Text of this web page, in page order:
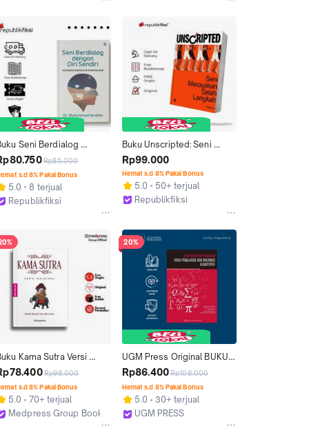
Seni Berdialog
Diri Sendiri - Dr.
Muhammad Ibrahim - Qaf
Rp85.000
s.d 8% Pakai Bonus
5.0
8 terjual
Republikfiksi
Buku Unscripted: Seni
Merayakan Salah Langkah -
Farhan - Bukune
Rp99.000
Hemat s.d 8% Pakai Bonus
5.0
50+ terjual
Republikfiksi
Kama Sutra Versi
Kitab Klasik Seni
Mencinta Disertasi Ilustrasi
Menarik
Rp98.000
s.d 8% Pakai Bonus
5.0
70+ terjual
Medpress Group Bookshop
20%
UGM Press Original BUKU
SENI MENYEDERHANAKAN
PADA PENALARAN DAN
IMAJINASI KUANTITATIF
Rp86.400Rp108.000
Hemat s.d 8% Pakai Bonus
5.0
30+ terjual
UGM PRESS